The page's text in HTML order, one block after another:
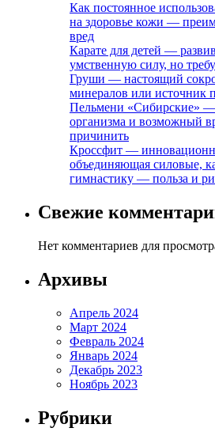
Как постоянное
на здоровье кожи —
вред
Карате для детей —
умственную силу, но
Груши — настоящий
минералов или источник
Пельмени «Сибирские» —
организма и возможный
причинить
Кроссфит —
объединяющая силовые,
гимнастику — польза и
Свежие
Нет комментариев для
Архивы
Апрель 2024
Март 2024
Февраль 2024
Январь 2024
Декабрь 2023
Ноябрь 2023
Рубрики